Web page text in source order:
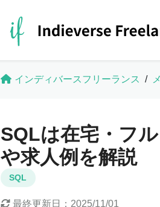
インディバースフリーランス /
SQLは在宅・フ
や求人例を解説
SQL
最終更新日： 2025/11/01